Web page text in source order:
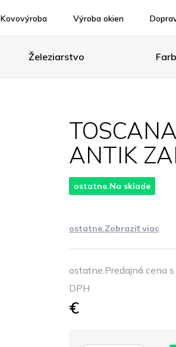
Kovovýroba Výroba okien
Železiarstvo
ANTIK
ostatne.Na sklade
ostatne.Zobraziť viac
ostatne.Predajná cena s
DPH
€